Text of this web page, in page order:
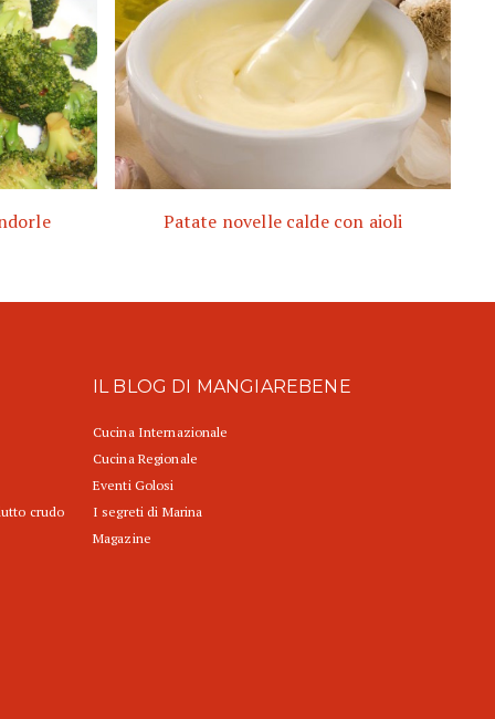
Patate novelle calde con aioli
crudo
IL BLOG DI MANGIAREBENE
Cucina Internazionale
Cucina Regionale
Eventi Golosi
I segreti di Marina
Magazine